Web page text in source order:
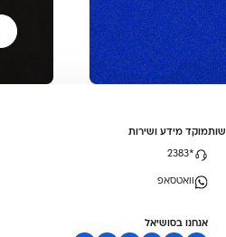
מוקד מידע ושירות
*2383
וואטסאפ
אנחנו בסושיאל